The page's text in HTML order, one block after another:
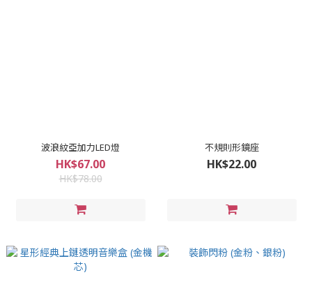
波浪紋亞加力LED燈
HK$67.00
HK$78.00
不規則形鏡座
HK$22.00